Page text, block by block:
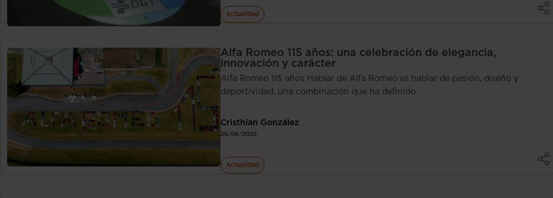
Actualidad
Alfa Romeo 115 años: una celebración de elegancia,
innovación y carácter
Alfa Romeo 115 años Hablar de Alfa Romeo es hablar de pasión, diseño y
deportividad, una combinación que ha definido
Cristhian González
25/06/2025
Actualidad